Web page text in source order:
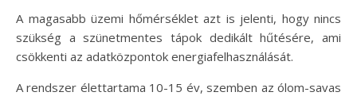
A magasabb üzemi hőmérséklet azt is jelenti, hogy nincs
szükség a szünetmentes tápok dedikált hűtésére, ami
csökkenti az adatközpontok energiafelhasználását.
A rendszer élettartama 10-15 év, szemben az ólom-savas